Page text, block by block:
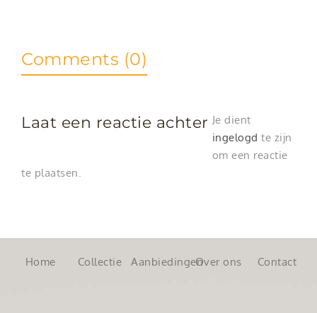
Comments (0)
Laat een reactie achter Je dient
ingelogd te zijn
om een reactie
te plaatsen.
Home Collectie AanbiedingenOver ons Contact